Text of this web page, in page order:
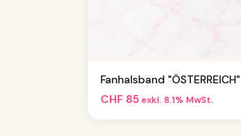
Fanhalsband "ÖSTERREICH"
CHF 85exkl. 8.1% MwSt.